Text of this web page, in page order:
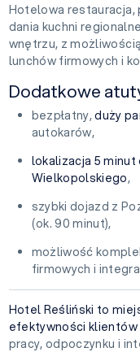
Hotelowa restauracja,
dania kuchni
wnętrzu, z
lunchów firmowych i
Dodatkowe
bezpłatny,duży
autokarów,
lokalizacja 5
Wielkopolskiego,
szybki dojazd z
(ok. 90 minut),
możliwość
firmowych i
Hotel Reśliński to
efektywności klientów
pracy, odpoczynku i